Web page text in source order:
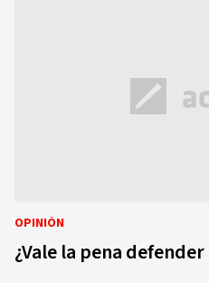
OPINIÓN
¿Vale la pena